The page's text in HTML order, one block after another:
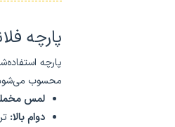
پارچه
پارچه
محسوب
لمس
دوام بالا: